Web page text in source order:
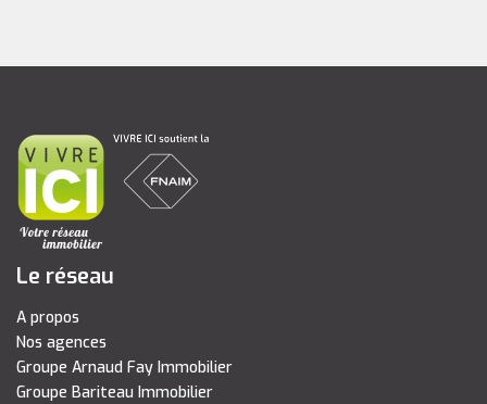
Le réseau
A propos
Nos agences
Groupe Arnaud Fay Immobilier
Groupe Bariteau Immobilier